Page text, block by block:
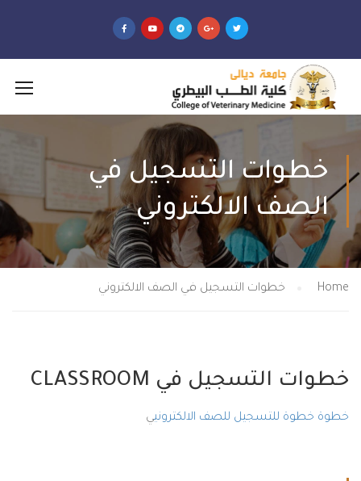
خطوات التسجيل في
الصف الالكتروني
Home خطوات التسجيل في الصف الالكتروني
خطوات التسجيل في CLASSROOM
خطوة خطوة للتسجيل للصف الالكترونيي